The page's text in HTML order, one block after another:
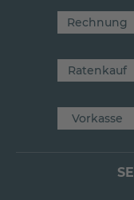
Rechnung
Ratenkauf
Vorkasse